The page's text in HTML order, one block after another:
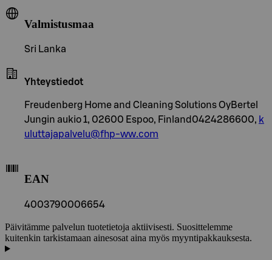
Valmistusmaa
Sri Lanka
Yhteystiedot
Freudenberg Home and Cleaning Solutions OyBertel
Jungin aukio 1, 02600 Espoo, Finland0424286600, k
uluttajapalvelu@fhp-ww.com
EAN
4003790006654
Päivitämme palvelun tuotetietoja aktiivisesti. Suosittelemme
kuitenkin tarkistamaan ainesosat aina myös myyntipakkauksesta.